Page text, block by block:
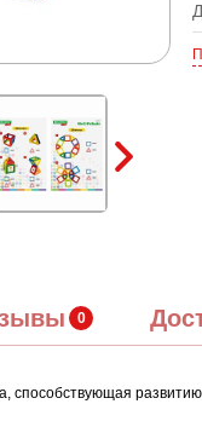
способствующая